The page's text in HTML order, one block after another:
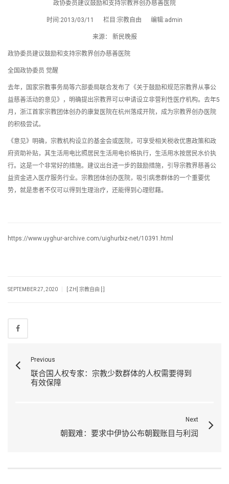
政协委员建议鼓励和支持宗教界创办慈善医院
时间:2013/03/11 栏目:宗教自由 编辑:admin
来源： 新民晚报
政协委员建议鼓励和支持宗教界创办慈善医院
全国政协委员 觉醒
去年，国家宗教事务局等六部委局联合发布了《关于鼓励和规范宗教界从事公
益慈善活动的意见》，明确提出宗教界可以申请设立非营利性医疗机构。去年5
月，浙江首家宗教团体创办的康复医院在杭州落成开院，成为宗教界创办医院
的积极尝试。
《意见》明确，宗教机构设立的基金会或医院，可享受相关税收优惠政策和政
府资助补贴，其生活用电比照居民生活用电价格执行，生活用水按居民水价执
行。这是一个非常好的措施。建议出台进一步的鼓励措施，引导宗教界慈善公
益资金进入医疗服务行业。宗教团体创办医院，吸引病患群体的一个重要优
势，就是患者不仅可以得到生理治疗，还能得到心理慰藉。
https://www.uyghur-archive.com/uighurbiz-net/10391.html
SEPTEMBER 27, 2020 [:ZH] 宗教自由 [:]
Previous
联合国人权专家：宗教少数群体的人权需要得到
有效保障
Next
朝觐难：要求中伊协公布朝觐账目与利润